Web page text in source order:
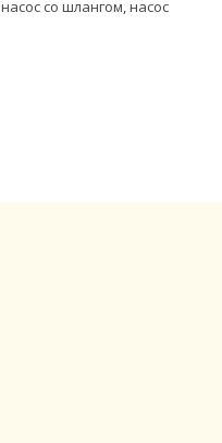
насос со шлангом,насос